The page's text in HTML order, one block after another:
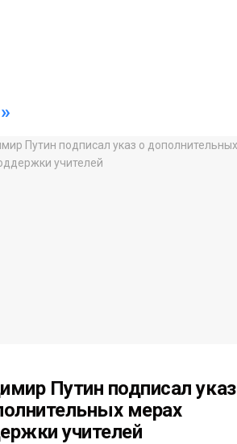
Путин подписал указ
мерах
учителей